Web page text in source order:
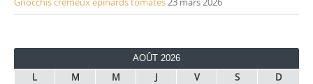
AOÛT 2026
L M M J V S
D